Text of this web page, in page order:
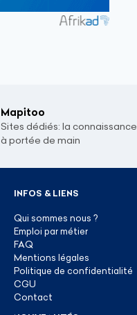
Mapitoo
Sites dédiés: la connaissance
à portée de main
INFOS & LIENS
Qui sommes nous ?
Emploi par métier
FAQ
Mentions légales
Politique de confidentialité
CGU
Contact